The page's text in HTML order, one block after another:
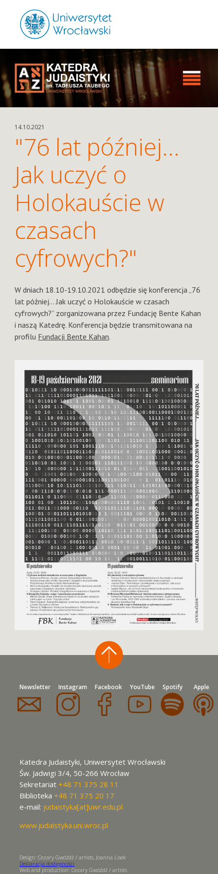
14.10.2021
"76 lat później...
Jak uczyć o
Holokauście w
czasach
cyfrowych?"
W dniach 18.10-19.10.2021 odbędzie się konferencja „76
lat później… Jak uczyć o Holokauście w czasach
cyfrowych?” zorganizowana przez Fundację Bente Kahan
i naszą Katedrę. Konferencja będzie transmitowana na
profilu Fundacji Bente Kahan.
Newsletter Instagram Facebook YouTube Spotify Apple
Katedra Judaistyki, Uniwersytet Wrocławski
Św. Jadwigi 3/4, 50-266 Wrocław
Sekretariat +48 71 375 28 11
Biblioteka +48 71 375 20 17
e-mail: judaistyka[at]uwr.edu.pl
www.judaistyka.uni.wroc.pl
Design: Cezary Gwóźdź / artists, Joanna Lisek
Deklaracja dostępności
Web and production: Cezary Gwóźdź / artists